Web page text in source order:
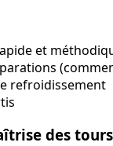
et
refroidissement
des